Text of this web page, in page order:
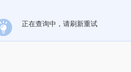
正在查询中，请刷新重试